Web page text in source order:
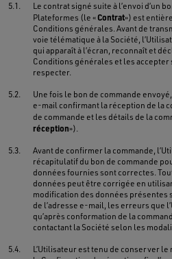
5.1.
Le contrat signé suite à l’envoi d’un
Plateformes (le «Contrat») est
Conditions générales. Avant de
voie télématique à la Société,
qui apparaît à l’écran, reconnaît et
Conditions générales et les accepter
respecter.
5.2.
Une fois le bon de commande
e-mail confirmant la réception de la
de commande et les détails de la
réception»).
5.3.
Avant de confirmer la commande,
récapitulatif du bon de commande
données fournies sont correctes.
données peut être corrigée en
modification des données présentes
de l’adresse e-mail, les erreurs que
qu’après conformation de la
contactant la Société selon les
5.4.
L’Utilisateur est tenu de conserver